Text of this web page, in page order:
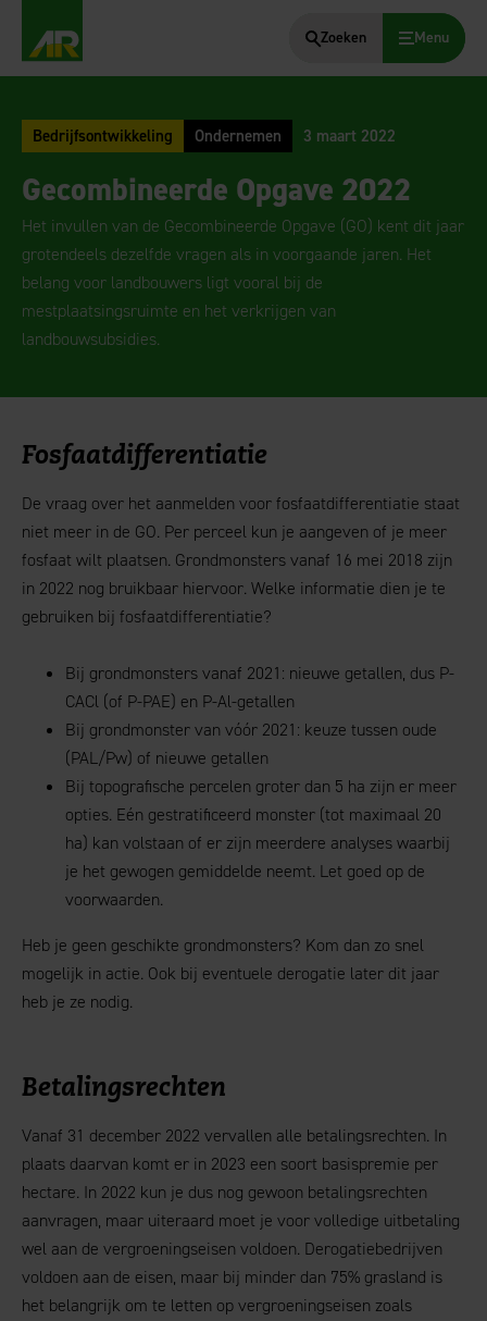
AgruniekRijnvallei
Zoeken Menu
Bedrijfsontwikkeling Ondernemen 3 maart 2022
Gecombineerde Opgave 2022
Het invullen van de Gecombineerde Opgave (GO) kent dit jaar
grotendeels dezelfde vragen als in voorgaande jaren. Het
belang voor landbouwers ligt vooral bij de
mestplaatsingsruimte en het verkrijgen van
landbouwsubsidies.
Fosfaatdifferentiatie
De vraag over het aanmelden voor fosfaatdifferentiatie staat
niet meer in de GO. Per perceel kun je aangeven of je meer
fosfaat wilt plaatsen. Grondmonsters vanaf 16 mei 2018 zijn
in 2022 nog bruikbaar hiervoor. Welke informatie dien je te
gebruiken bij fosfaatdifferentiatie?
Bij grondmonsters vanaf 2021: nieuwe getallen, dus P-
CACl (of P-PAE) en P-Al-getallen
Bij grondmonster van vóór 2021: keuze tussen oude
(PAL/Pw) of nieuwe getallen
Bij topografische percelen groter dan 5 ha zijn er meer
opties. Eén gestratificeerd monster (tot maximaal 20
ha) kan volstaan of er zijn meerdere analyses waarbij
je het gewogen gemiddelde neemt. Let goed op de
voorwaarden.
Heb je geen geschikte grondmonsters? Kom dan zo snel
mogelijk in actie. Ook bij eventuele derogatie later dit jaar
heb je ze nodig.
Betalingsrechten
Vanaf 31 december 2022 vervallen alle betalingsrechten. In
plaats daarvan komt er in 2023 een soort basispremie per
hectare. In 2022 kun je dus nog gewoon betalingsrechten
aanvragen, maar uiteraard moet je voor volledige uitbetaling
wel aan de vergroeningseisen voldoen. Derogatiebedrijven
voldoen aan de eisen, maar bij minder dan 75% grasland is
het belangrijk om te letten op vergroeningseisen zoals